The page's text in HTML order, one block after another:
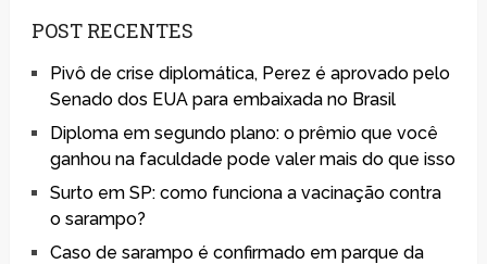
POST RECENTES
Pivô de crise diplomática, Perez é aprovado pelo
Senado dos EUA para embaixada no Brasil
Diploma em segundo plano: o prêmio que você
ganhou na faculdade pode valer mais do que isso
Surto em SP: como funciona a vacinação contra
o sarampo?
Caso de sarampo é confirmado em parque da